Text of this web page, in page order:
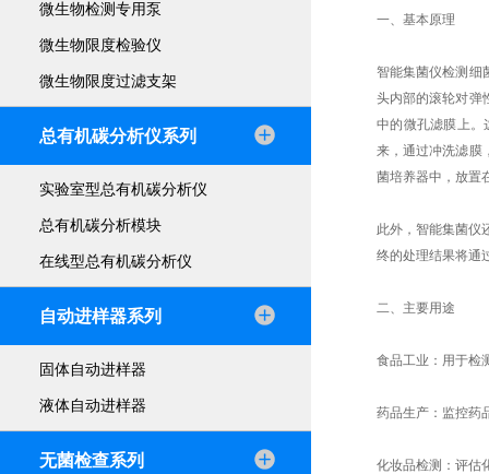
微生物检测专用泵
微生物限度检验仪
微生物限度过滤支架
总有机碳分析仪系列
实验室型总有机碳分析仪
总有机碳分析模块
在线型总有机碳分析仪
自动进样器系列
固体自动进样器
液体自动进样器
无菌检查系列
一、基本原理
智能集菌仪检测细
头内部的滚轮对弹
中的微孔滤膜上。
来，通过冲洗滤膜
菌培养器中，放置
此外，智能集菌仪
终的处理结果将通
二、主要用途
食品工业：用于检
药品生产：监控药
化妆品检测：评估